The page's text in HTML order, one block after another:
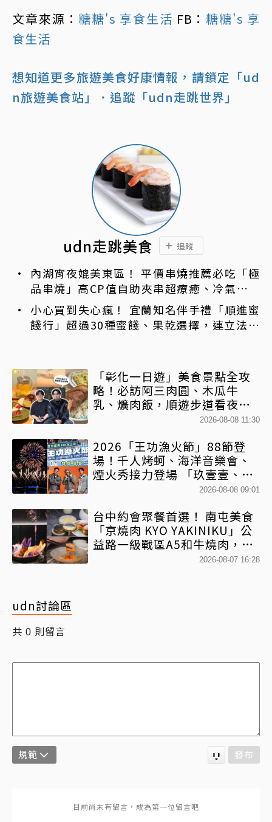
文章來源： 糖糖's 享食生活 FB： 糖糖's 享
食生活
想知道更多旅遊美食好康情報，請鎖定「ud
n旅遊美食站」
．追蹤「udn走跳世界」
udn走跳美食 追蹤
內湖宵夜媲美東區！ 平價串燒推薦必吃「極
品串燒」高CP值自助夾串超療癒、冷氣強還
不限時內用
小心買到失心瘋！ 宜蘭知名伴手禮「順進蜜
餞行」超過30種蜜餞、果乾選擇，連立法院
「彰化一日遊」美食景點全攻
略！必訪阿三肉圓、木瓜牛
乳、爌肉飯，順遊步道看夜景
2026-08-08 11:30
2026「王功漁火節」88節登
場！千人烤蚵、海洋音樂會、
煙火秀接力登場 「玖壹壹、美
2026-08-08 09:01
台中約會聚餐首選！ 南屯美食
「京燒肉 KYO YAKINIKU」公
益路一級戰區A5和牛燒肉，京
平雙人套餐全程專人代烤2026-08-07 16:28
udn討論區
共 0 則留言
規範 發布